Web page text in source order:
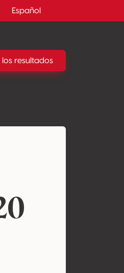
/ X
Español
los resultados